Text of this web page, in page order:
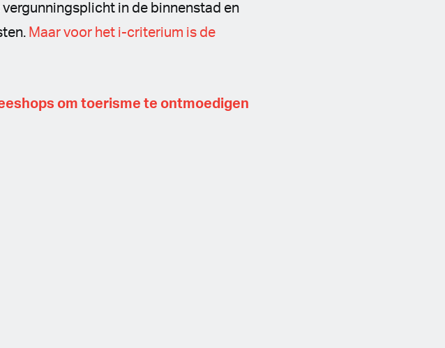
in de binnenstad en
Maar voor het i-criterium is de
om toerisme te ontmoedigen